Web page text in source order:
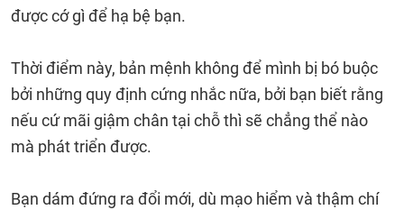
được cớ gì để hạ bệ bạn.
Thời điểm này, bản mệnh không để mình bị bó buộc
bởi những quy định cứng nhắc nữa, bởi bạn biết rằng
nếu cứ mãi giậm chân tại chỗ thì sẽ chẳng thể nào
mà phát triển được.
Bạn dám đứng ra đổi mới, dù mạo hiểm và thậm chí